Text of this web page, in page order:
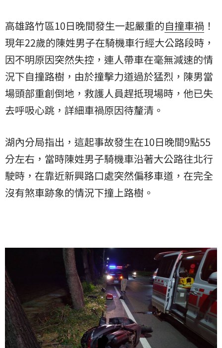
高雄路竹區10日晚間發生一起嚴重的自撞車禍 ！
現年22歲的陳姓男子在騎機車行經大公路段時，
因不明原因突然失控，連人帶車在毫無減速的情
況下自撞路樹，由於撞擊力道過於猛烈，陳男當
場頭部重創倒地，救護人員趕抵現場時，他已失
去呼吸心跳，詳細車禍原因待釐清。
湖內分局指出，這起事故發生在10日晚間9點55
分左右，當時陳姓男子騎機車沿著大公路往北行
駛時，在靠近新興路口處突然偏移車道，在完全
沒有煞車跡象的情況下撞上路樹。